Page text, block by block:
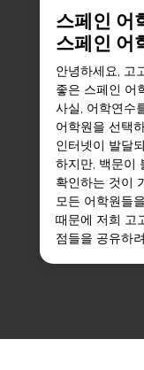
스페인 어
스페인 어
안녕하세요, 고
좋은 스페인 어
사실, 어학연수
어학원을 선택
인터넷이 발달
하지만, 백문이
확인하는 것이
모든 어학원들
때문에 저희 고
점들을 공유하려